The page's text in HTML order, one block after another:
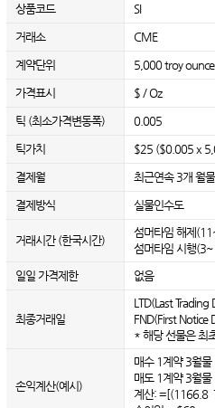
상품코드
SI
거래소 CME
계약단위 5,000 troy
가격표시 $ / Oz
틱 (최소가격변동폭) 0.005
틱가치 $25 ($0.005 x
결제월 최근연속 3개 월
결제방식 실물인수도
거래시간 (한국시간)
섬머타임 해제
섬머타임 시행
일일 가격제한
없음
최종거래일
LTD(Last Trading
FND(First Notice
* 해당 선물은 최
손익계산(예시)
매수 1계약 3월
매도 1계약 3월
계산: =[(1166.8